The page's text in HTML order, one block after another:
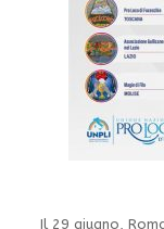
Il 29 giugno,